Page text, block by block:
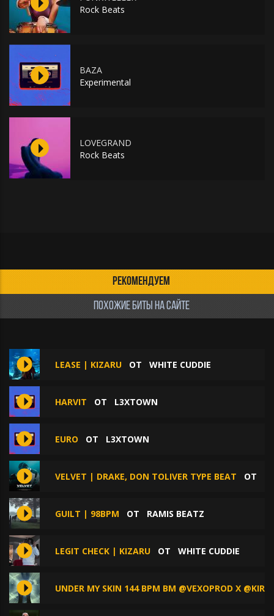
Rock Beats
BAZA
Experimental
LOVEGRAND
Rock Beats
РЕКОМЕНДУЕМ
ПОХОЖИЕ БИТЫ НА САЙТЕ
LEASE | KIZARU ОТ WHITE CUDDIE
HARVIT ОТ L3XTOWN
EURO ОТ L3XTOWN
VELVET | DRAKE, DON TOLIVER TYPE BEAT ОТ
GUILT | 98BPM ОТ RAMIS BEATZ
LEGIT CHECK | KIZARU ОТ WHITE CUDDIE
UNDER MY SKIN 144 BPM BM @VEXOPROD X